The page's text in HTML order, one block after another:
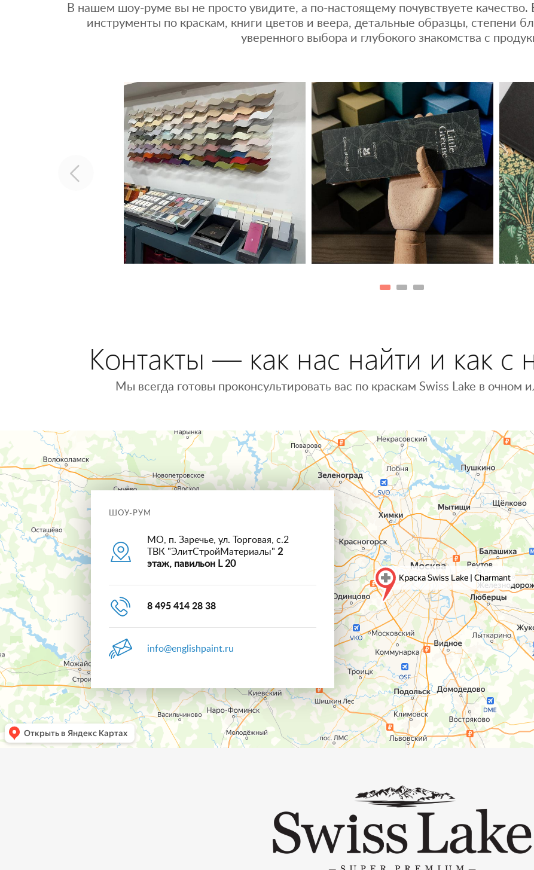
В нашем шоу-руме вы не просто увидите, а по-настоящему почувствуете
инструменты по краскам, книги цветов и веера, детальные образцы, степени
уверенного выбора и глубокого знакомства с
Контакты — как нас найти и как с
Мы всегда готовы проконсультировать вас по краскам Swiss Lake в
ШОУ-РУМ
МО, п. Заречье, ул. Торговая, с.2
ТВК "ЭлитСтройМатериалы" 2
этаж, павильон L 20
8 495 414 28 38
info@englishpaint.ru